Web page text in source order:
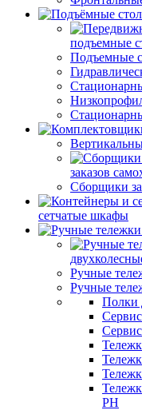
подъемные
Подъемные
заказов
Сборщики
сетчатые шкафы
Ручные
Ручные
Полки
PH